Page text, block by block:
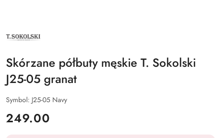
NAZWA
PRODUCENTA:
Skórzane półbuty męskie T. Sokolski
J25-05 granat
Symbol: J25-05 Navy
cena:
249.00